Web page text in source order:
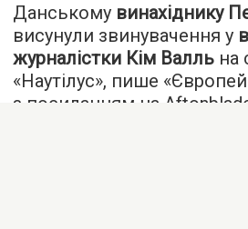
Данському винахіднику
висунули звинувачення у
журналістки Кім Валль на
«Наутілус», пише «
з посиланням на